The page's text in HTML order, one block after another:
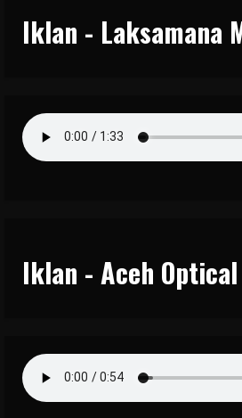
Iklan - Laksamana
Iklan - Aceh Optical